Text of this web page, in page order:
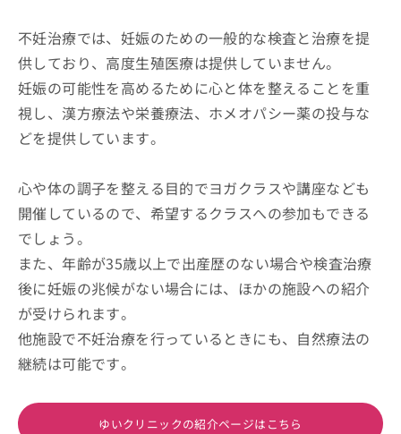
不妊治療では、妊娠のための一般的な検査と治療を提
供しており、高度生殖医療は提供していません。
妊娠の可能性を高めるために心と体を整えることを重
視し、漢方療法や栄養療法、ホメオパシー薬の投与な
どを提供しています。
心や体の調子を整える目的でヨガクラスや講座なども
開催しているので、希望するクラスへの参加もできる
でしょう。
また、年齢が35歳以上で出産歴のない場合や検査治療
後に妊娠の兆候がない場合には、ほかの施設への紹介
が受けられます。
他施設で不妊治療を行っているときにも、自然療法の
継続は可能です。
ゆいクリニックの紹介ページはこちら